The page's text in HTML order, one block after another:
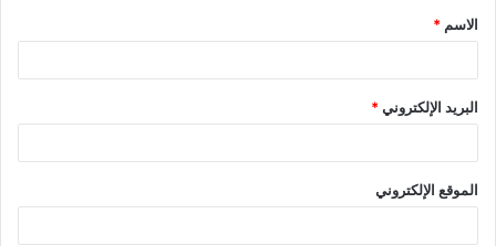
*
الاسم *
البريد الإلكتروني*
الموقع الإلكتروني